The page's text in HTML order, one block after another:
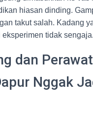
hiasan dinding.
takut salah. Kadang
eksperimen tidak sengaja.
dan
Nggak